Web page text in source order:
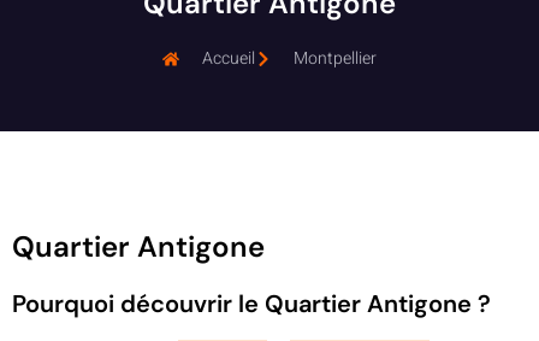
Accueil Montpellier
Quartier Antigone
Pourquoi découvrir le Quartier Antigone ?